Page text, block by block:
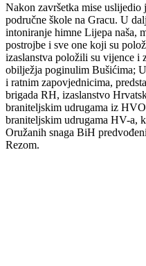
Nakon završetka mise uslijedio
područne škole na Gracu. U
intoniranje himne Lijepa naša,
postrojbe i sve one koji su
izaslanstva položili su vijence i
obilježja poginulim Bušićima;
i ratnim zapovjednicima,
brigada RH, izaslanstvo
braniteljskim udrugama iz
braniteljskim udrugama HV-a,
Oružanih snaga BiH
Rezom.